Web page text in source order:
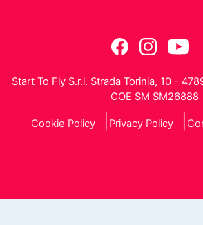
Start To Fly S.r.l. Strada Torinia, 10 -
COE SM SM26888
Cookie Policy Privacy Policy